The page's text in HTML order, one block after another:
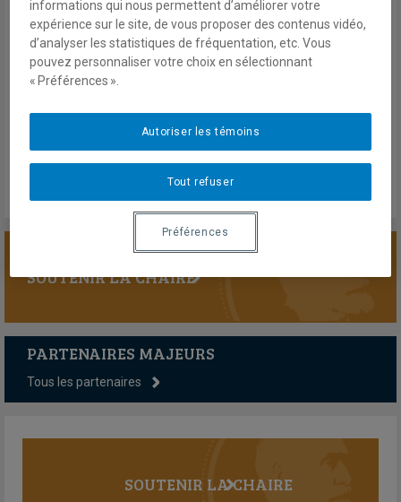
Par Simon Hogue, Magalie Lavallée, Benjamin C. M. Fung
Annuaire français de relations internationales
14 juin 2024
SOUTENIR LA CHAIRE
PARTENAIRES MAJEURS
Tous les partenaires
SOUTENIR LA CHAIRE
informations qui nous permettent d’améliorer votre
expérience sur le site, de vous proposer des contenus vidéo,
d’analyser les statistiques de fréquentation, etc. Vous
pouvez personnaliser votre choix en sélectionnant
« Préférences ».
Tout refuser
Autoriser les témoins
Préférences